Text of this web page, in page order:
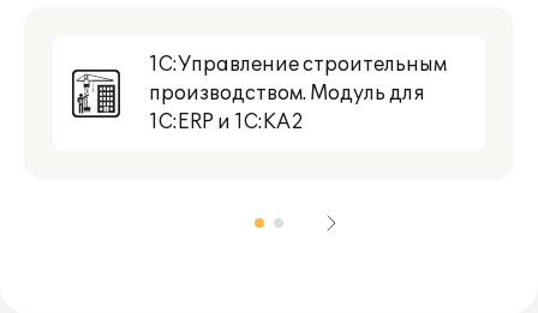
1С:Управление строительным
производством. Модуль для
1С:ERP и 1С:КА2